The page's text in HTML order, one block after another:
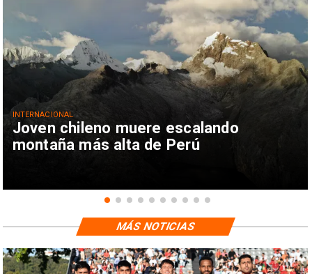
Joven chileno muere escalando
montaña más alta de Perú
INTERNACIONAL
MÁS NOTICIAS